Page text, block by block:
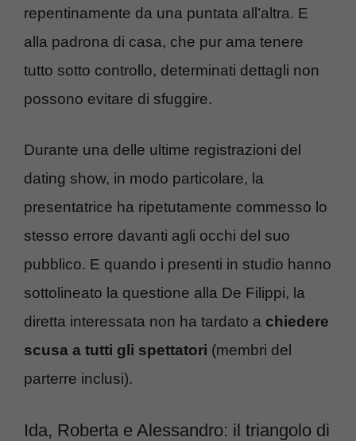
repentinamente da una puntata all’altra. E
alla padrona di casa, che pur ama tenere
tutto sotto controllo, determinati dettagli non
possono evitare di sfuggire.
Durante una delle ultime registrazioni del
dating show, in modo particolare, la
presentatrice ha ripetutamente commesso lo
stesso errore davanti agli occhi del suo
pubblico. E quando i presenti in studio hanno
sottolineato la questione alla De Filippi, la
diretta interessata non ha tardato a chiedere
scusa a tutti gli spettatori (membri del
parterre inclusi).
Ida, Roberta e Alessandro: il triangolo di